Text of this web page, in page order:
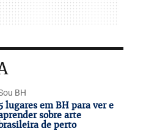
BH
lugares em BH para ver e
sobre arte
de perto